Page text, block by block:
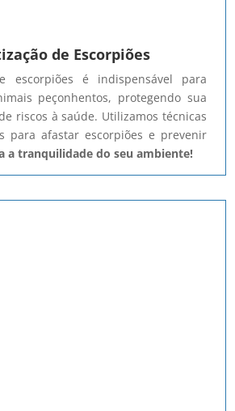
de Escorpiões
escorpiões é indispensável para
peçonhentos, protegendo sua
riscos à saúde. Utilizamos técnicas
para afastar escorpiões e prevenir
a tranquilidade do seu ambiente!